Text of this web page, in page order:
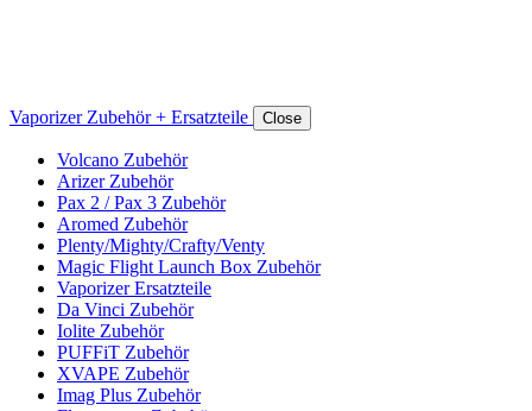
Vaporizer Zubehör + Ersatzteile Close
Volcano Zubehör
Arizer Zubehör
Pax 2 / Pax 3 Zubehör
Aromed Zubehör
Plenty/Mighty/Crafty/Venty
Magic Flight Launch Box Zubehör
Vaporizer Ersatzteile
Da Vinci Zubehör
Iolite Zubehör
PUFFiT Zubehör
XVAPE Zubehör
Imag Plus Zubehör